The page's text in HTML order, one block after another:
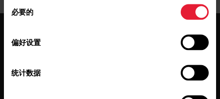
意
必要的
偏好设置
统计数据